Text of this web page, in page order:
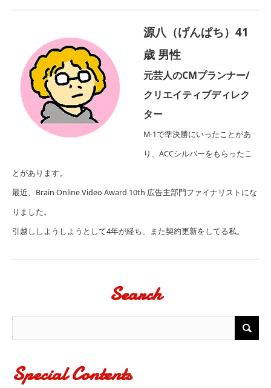
源八（げんぱち）41
歳 男性
元芸人のCMプランナー/
クリエイティブディレク
ター
M-1で準決勝にいったことがあ
り、ACCシルバーをもらったこ
とがあります。
最近、 Brain Online Video Award 10th 広告主部門ファイナリストにな
りました。
引越ししようしようとして4年が経ち、また契約更新をしてる私。
Search
Special Contents